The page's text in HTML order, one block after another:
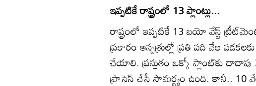
ఇప్పటికే రాష్ట్రంలో 13 ప్లాంట్లు...
రాష్ట్రంలో ఇప్పటికే 13 బయో వేస్ట్‌
ప్రకారం ఆస్పత్రుల్లో ప్రతి పది వేల
చేయాలి. ప్రస్తుతం ఒక్కో ప్లాంట్‌కు
ప్రాసెస్‌ చేసే సామర్థ్యం ఉంది. కానీ.. 10